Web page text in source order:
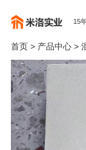
15
首页> 产品中心>